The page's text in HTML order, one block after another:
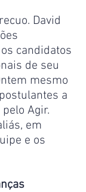
David
candidatos
de seu
mesmo
a
Agir.
em
e os